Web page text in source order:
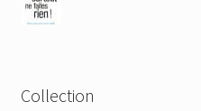
Collection